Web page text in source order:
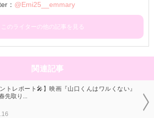
： @Emi25__emmary
このライターの他の記事を見る
関連記事
ントレポート🎤】映画『山口くんはワルくない』
先取り...